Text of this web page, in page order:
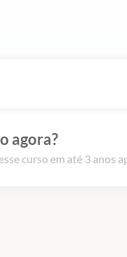
agora?
curso em até 3 anos